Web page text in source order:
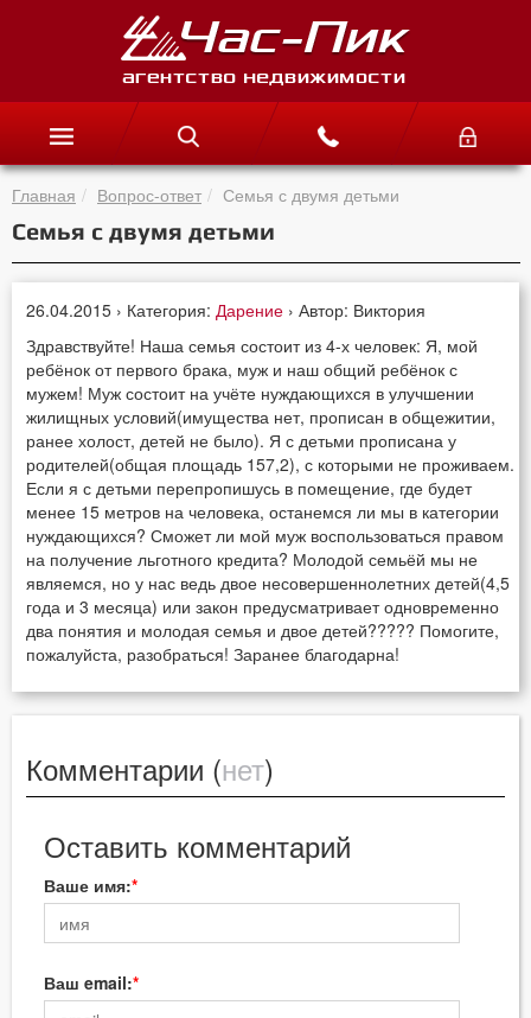
Главная Вопрос-ответ Семья с двумя детьми
Семья с двумя детьми
26.04.2015 › Категория: Дарение › Автор: Виктория
Здравствуйте! Наша семья состоит из 4-х человек: Я, мой
ребёнок от первого брака, муж и наш общий ребёнок с
мужем! Муж состоит на учёте нуждающихся в улучшении
жилищных условий(имущества нет, прописан в общежитии,
ранее холост, детей не было). Я с детьми прописана у
родителей(общая площадь 157,2), с которыми не проживаем.
Если я с детьми перепропишусь в помещение, где будет
менее 15 метров на человека, останемся ли мы в категории
нуждающихся? Сможет ли мой муж воспользоваться правом
на получение льготного кредита? Молодой семьёй мы не
являемся, но у нас ведь двое несовершеннолетних детей(4,5
года и 3 месяца) или закон предусматривает одновременно
два понятия и молодая семья и двое детей????? Помогите,
пожалуйста, разобраться! Заранее благодарна!
Комментарии (нет)
Оставить комментарий
Ваше имя:
Ваш email: